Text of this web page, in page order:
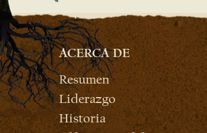
ACERCA DE
Resumen
Liderazgo
Historia